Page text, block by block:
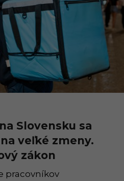
Slovensku sa
veľké zmeny.
zákon
pracovníkov